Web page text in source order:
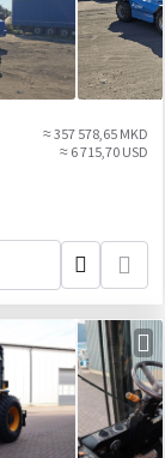
≈ 357 578,65 MKD
≈ 6 715,70 USD